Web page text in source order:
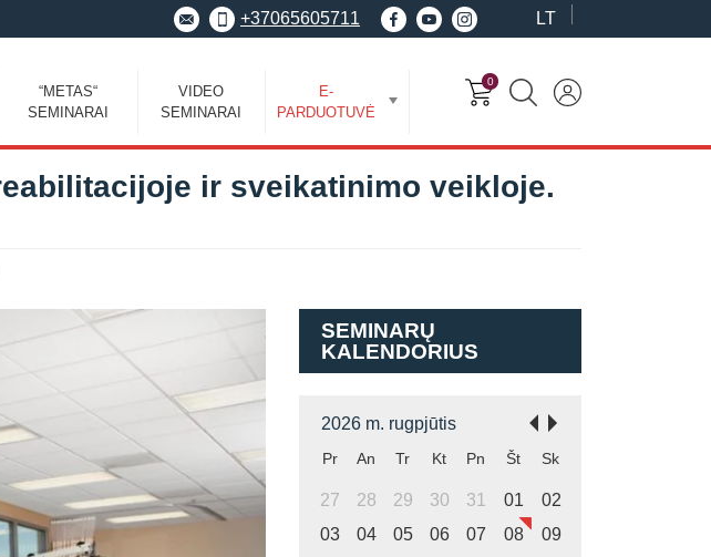
+37065605711 LT
“METAS“
SEMINARAI
VIDEO
SEMINARAI
E-
PARDUOTUVĖ
0
ir sveikatinimo veikloje.
SEMINARŲ
KALENDORIUS
2026 m. rugpjūtis
Pr An Tr Kt Pn Št Sk
27 28 29 30 31 01
02
03
04 05 06 07 08
09